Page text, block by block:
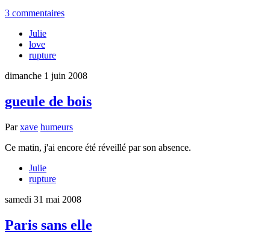
3 commentaires
Julie
love
rupture
dimanche 1 juin 2008
gueule de bois
Parxave humeurs
Ce matin, j'ai encore été réveillé par son absence.
Julie
rupture
samedi 31 mai 2008
Paris sans elle